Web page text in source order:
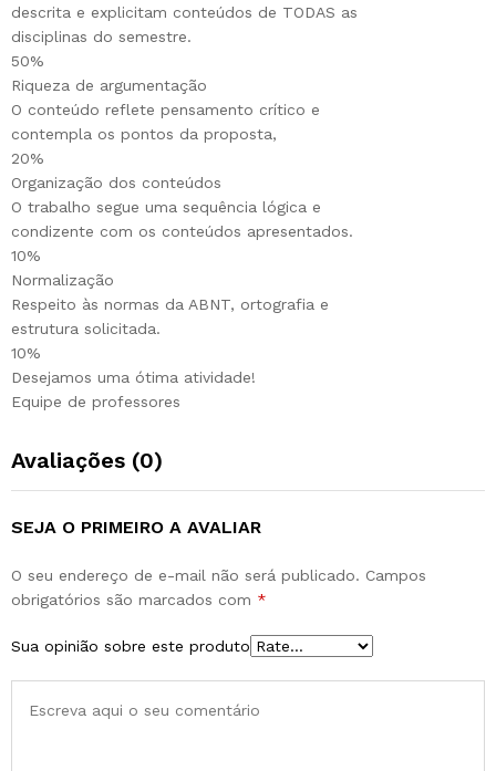
descrita e explicitam conteúdos de TODAS as
disciplinas do semestre.
50%
Riqueza de argumentação
O conteúdo reflete pensamento crítico e
contempla os pontos da proposta,
20%
Organização dos conteúdos
O trabalho segue uma sequência lógica e
condizente com os conteúdos apresentados.
10%
Normalização
Respeito às normas da ABNT, ortografia e
estrutura solicitada.
10%
Desejamos uma ótima atividade!
Equipe de professores
Avaliações (0)
SEJA O PRIMEIRO A AVALIAR
O seu endereço de e-mail não será publicado. Campos
obrigatórios são marcados com *
Sua opinião sobre este produto